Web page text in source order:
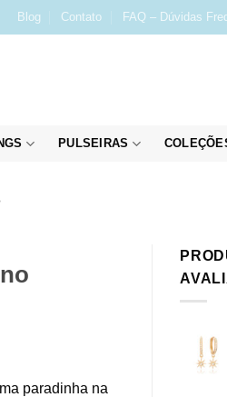
Blog Contato FAQ – Dúvidas
PULSEIRAS
paradinha na